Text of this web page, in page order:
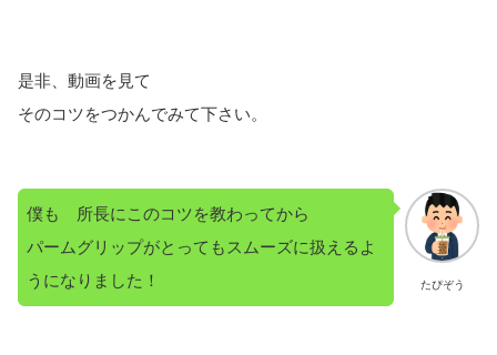
是非、動画を見て
そのコツをつかんでみて下さい。
たぴぞう
僕も 所長にこのコツを教わってから
パームグリップがとってもスムーズに扱えるよ
うになりました！